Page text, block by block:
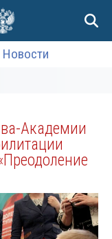
Новости
Академии